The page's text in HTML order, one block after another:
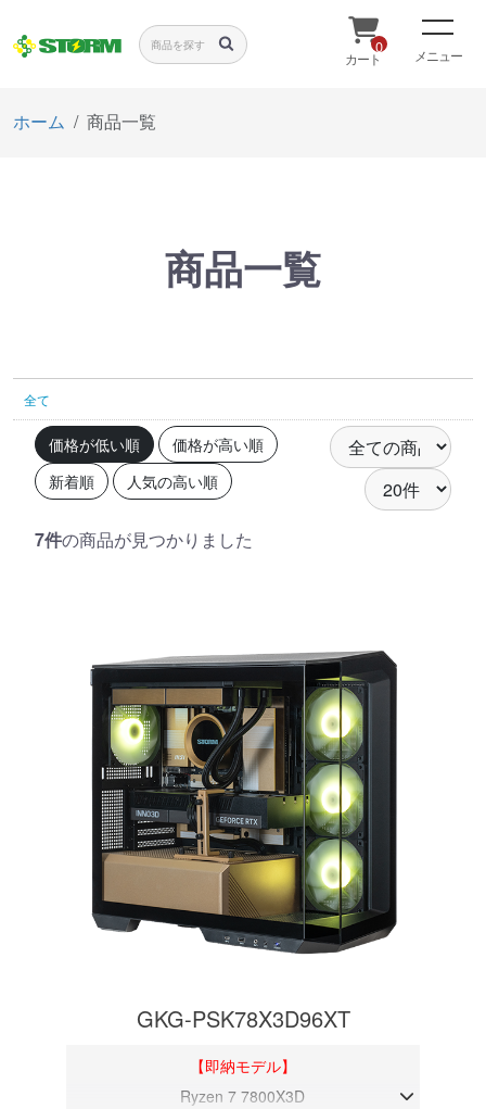
0
カート メニュー
ホーム 商品一覧
商品一覧
全て
価格が低い順
価格が高い順
新着順
人気の高い順
7件の商品が見つかりました
GKG-PSK78X3D96XT
【即納モデル】
Ryzen 7 7800X3D